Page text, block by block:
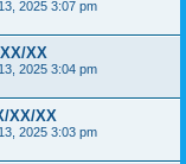
2025 3:07 pm
XX
2025 3:04 pm
XX/XX
2025 3:03 pm